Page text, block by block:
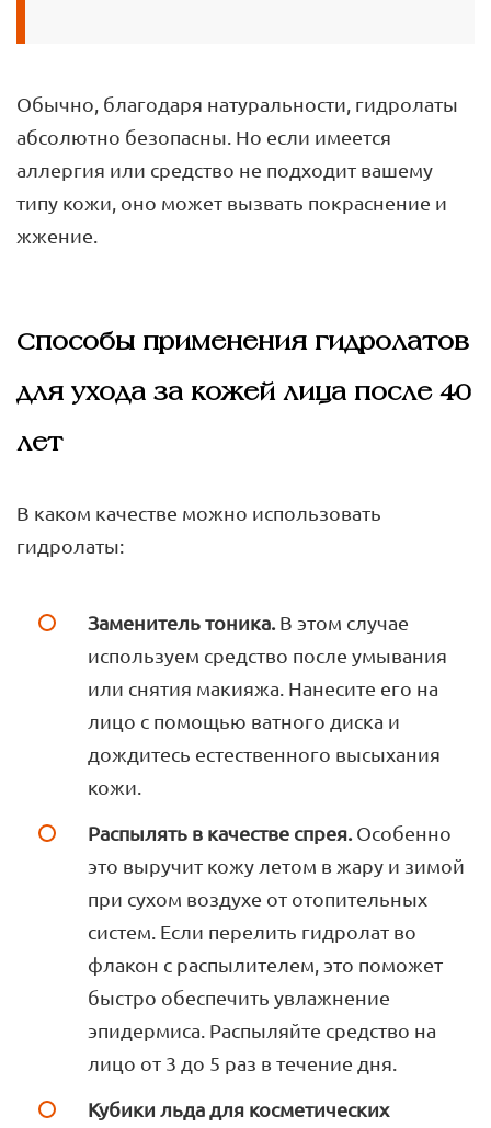
Обычно, благодаря натуральности, гидролаты
абсолютно безопасны. Но если имеется
аллергия или средство не подходит вашему
типу кожи, оно может вызвать покраснение и
жжение.
Способы применения гидролатов
для ухода за кожей лица после 40
лет
В каком качестве можно использовать
гидролаты:
Заменитель тоника. В этом случае
используем средство после умывания
или снятия макияжа. Нанесите его на
лицо с помощью ватного диска и
дождитесь естественного высыхания
кожи.
Распылять в качестве спрея. Особенно
это выручит кожу летом в жару и зимой
при сухом воздухе от отопительных
систем. Если перелить гидролат во
флакон с распылителем, это поможет
быстро обеспечить увлажнение
эпидермиса. Распыляйте средство на
лицо от 3 до 5 раз в течение дня.
Кубики льда для косметических